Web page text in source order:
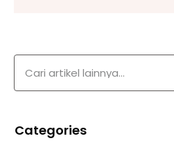
Categories